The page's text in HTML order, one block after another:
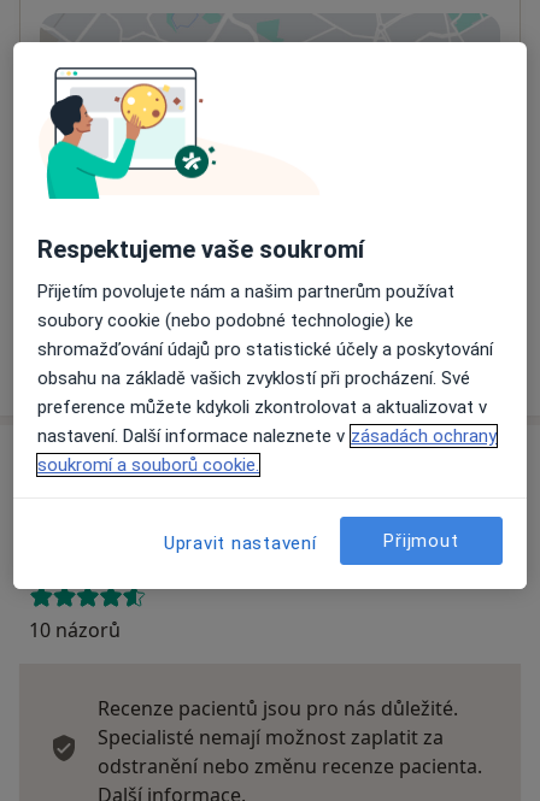
Dostupnost
Na této adrese online kalendář není aktivní
Co mám v takové situaci udělat?
Způsoby platby (soukromé návštěvy)
Na teto adrese lékař přijímá pacienty na pojišťovnu
Detaily
Více
o adrese
Názory
Přidejte svůj názor
10 názorů
Recenze pacientů jsou pro nás důležité.
Specialisté nemají možnost zaplatit za
odstranění nebo změnu recenze pacienta.
Další informace.
Respektujeme vaše soukromí
Přijetím povolujete nám a našim partnerům používat
soubory cookie (nebo podobné technologie) ke
shromažďování údajů pro statistické účely a poskytování
obsahu na základě vašich zvyklostí při procházení. Své
preference můžete kdykoli zkontrolovat a aktualizovat v
nastavení. Další informace naleznete v zásadách ochrany
soukromí a souborů cookie.
Upravit nastavení Přijmout